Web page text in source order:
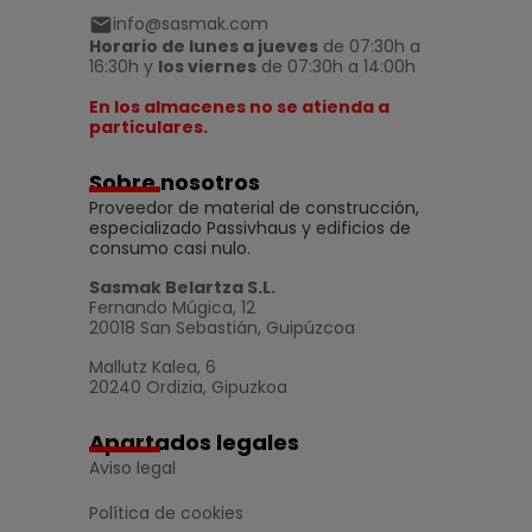
info@sasmak.com
Horario de lunes a jueves de 07:30h a
16:30h y los viernes de 07:30h a 14:00h
En los almacenes no se atienda a
particulares.
Sobre nosotros
Proveedor de material de construcción,
especializado Passivhaus y edificios de
consumo casi nulo.
Sasmak Belartza S.L.
Fernando Múgica, 12
20018 San Sebastián, Guipúzcoa
Mallutz Kalea, 6
20240 Ordizia, Gipuzkoa
Apartados legales
Aviso legal
Política de cookies